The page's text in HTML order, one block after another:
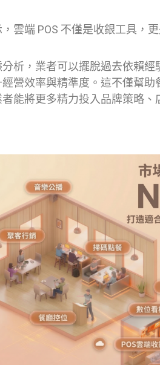
雲端 POS 不僅是收銀工具，
析，業者可以擺脫過去依賴
營效率與精準度。這不僅幫
能將更多精力投入品牌策略